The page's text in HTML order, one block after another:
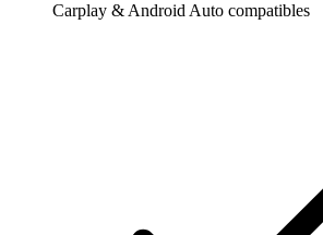
Carplay & Android Auto compatibles